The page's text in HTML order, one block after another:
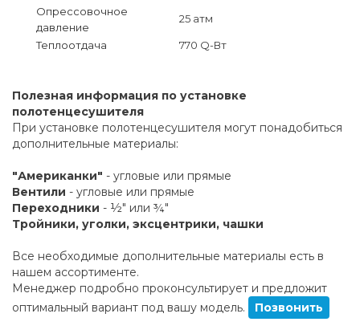
Опрессовочное
давление
25 атм
Теплоотдача 770 Q-Вт
Полезная информация по установке
полотенцесушителя
При установке полотенцесушителя могут понадобиться
дополнительные материалы:
"Американки" - угловые или прямые
Вентили - угловые или прямые
Переходники - ½" или ¾"
Тройники, уголки, эксцентрики, чашки
Все необходимые дополнительные материалы есть в
нашем ассортименте.
Менеджер подробно проконсультирует и предложит
оптимальный вариант под вашу модель.
Позвонить